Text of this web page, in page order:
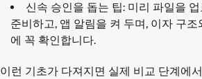
신속 승인을 돕는 팁: 미리 파일을
준비하고, 앱 알림을 켜 두며, 이자 구
에 꼭 확인합니다.
이런 기초가 다져지면 실제 비교 단계에